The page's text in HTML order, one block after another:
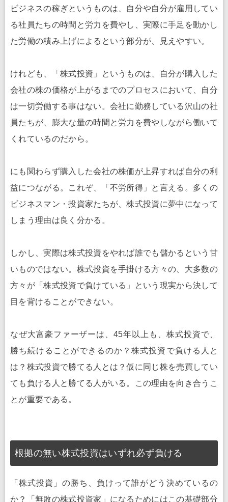
ビジネスの稼ぎというものは、自分や自分が雇用してい
る社員たちの時間と労力を費やし、実際に手足を動かし
た労働の積み上げによるという部分が、見えやすい。
けれども、「株式投資」というものは、自分が購入した
会社の株の価格が上がるまでのプロセスにおいて、自分
は一切労働する事はない。会社に勤務している沢山の社
員たちが、膨大な量の時間と労力を費やしながら働いて
くれているのだから。
にも関わらず購入した会社の株価が上昇すれば自分の利
益につながる。これぞ、「不労所得」と言える。多くの
ビジネスマン・投資家たちが、株式投資に夢中になって
しまう理由は良く分かる。
しかし、実際は株式投資をやれば誰でも儲かるという甘
いものではない。株式投資を手掛ける方々の、大多数の
方々が「株式投資で負けている」という現実から決して
目を背けることができない。
なぜ大富豪ファーザーは、45年以上も、株式投資で、
勝ち続けることができるのか？株式投資で負ける人と
は？株式投資で勝てる人とは？仮に同じ株を売買してい
ても負ける人と勝てる人がいる。この理由を向き合うこ
とが重要である。
根拠の無い株式投資はいずれ必ず負ける
「株式投資」の勝ち、負けって誰がどう決めているの
か？「無敗の株式投資家」になるためにはこの基礎部分